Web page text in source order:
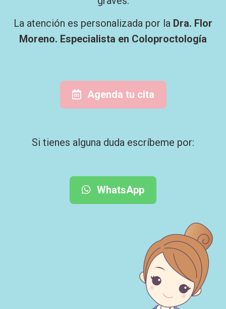
La atención es personalizada por la Dra. Flor
Moreno. Especialista en Coloproctología
Agenda tu cita
Si tienes alguna duda escríbeme por:
WhatsApp